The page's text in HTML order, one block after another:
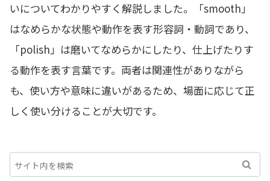
いについてわかりやすく解説しました。「smooth」
はなめらかな状態や動作を表す形容詞・動詞であり、
「polish」は磨いてなめらかにしたり、仕上げたりす
る動作を表す言葉です。両者は関連性がありながら
も、使い方や意味に違いがあるため、場面に応じて正
しく使い分けることが大切です。